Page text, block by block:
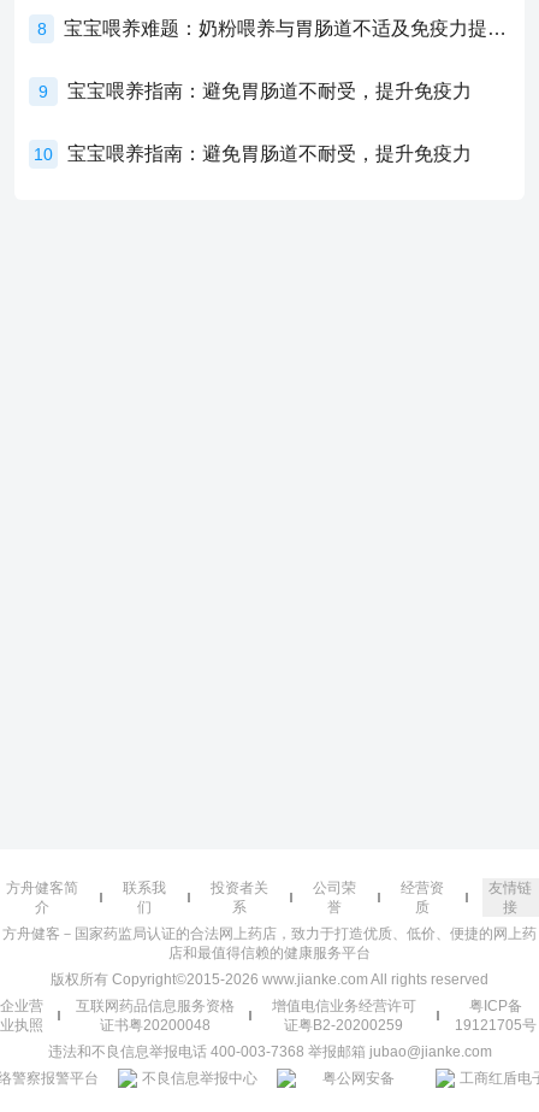
8 宝宝喂养难题：奶粉喂养与胃肠道不适及免疫力提升的奥秘
9 宝宝喂养指南：避免胃肠道不耐受，提升免疫力
10 宝宝喂养指南：避免胃肠道不耐受，提升免疫力
方舟健客简
介
联系我
们
投资者关
系
公司荣
誉
经营资
质
友情链
接
方舟健客－国家药监局认证的合法网上药店，致力于打造优质、低价、便捷的网上药
店和最值得信赖的健康服务平台
版权所有 Copyright©2015-2026 www.jianke.com All rights reserved
企业营
业执照
互联网药品信息服务资格
证书粤20200048
增值电信业务经营许可
证粤B2-20200259
粤ICP备
19121705号
违法和不良信息举报电话 400-003-7368 举报邮箱 jubao@jianke.com